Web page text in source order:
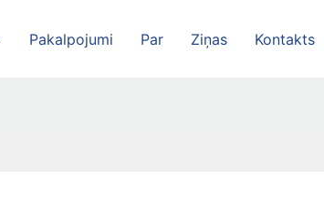
Pakalpojumi Par Ziņas Kontakts